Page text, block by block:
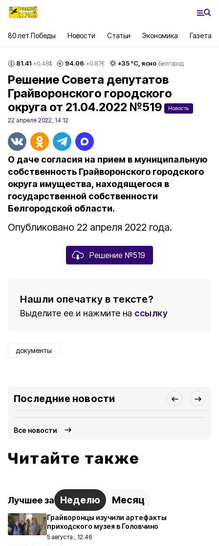
80 лет Победы Новости Статьи Экономика Газета
81.41 +0.48$ 94.06 +0.87€ +35°С, ясно Белгород
Решение Совета депутатов
Грайворонского городского
округа от 21.04.2022 №519
Новость
22 апреля 2022, 14:12
О даче согласия на прием в муниципальную
собственность Грайворонского городского
округа имущества, находящегося в
государственной собственности
Белгородской области.
Опубликовано 22 апреля 2022 года.
Решение №519
Нашли опечатку в тексте?
Выделите ее и нажмите на ссылку
документы
Последние новости
Все новости
Читайте также
Лучшее за Неделю Месяц
Грайворонцы изучили артефакты
приходского музея в Головчино
5 августа , 12:46